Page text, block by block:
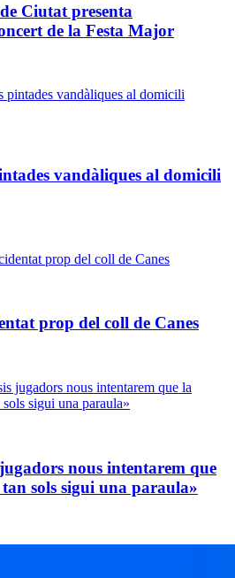
Ciutat presenta
de la Festa Major
vandàliques al domicili
prop del coll de Canes
nous intentarem que
sols sigui una paraula»